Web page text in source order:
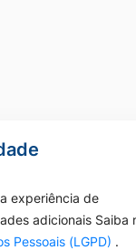
experiência de
adicionais Saiba
Pessoais (LGPD) .